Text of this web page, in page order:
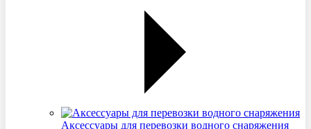
Аксессуары для перевозки водного снаряжения